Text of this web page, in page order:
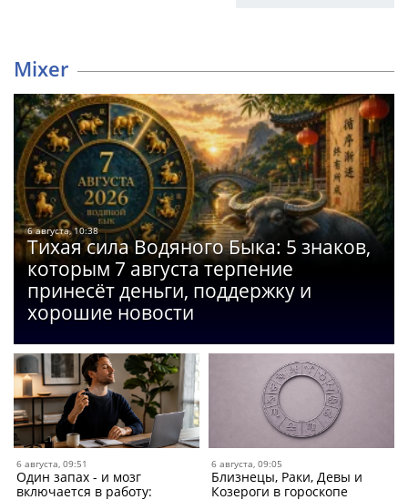
Mixer
6 августа, 10:38
Тихая сила Водяного Быка: 5 знаков,
которым 7 августа терпение
принесёт деньги, поддержку и
хорошие новости
6 августа, 09:51
Один запах - и мозг
включается в работу:
6 августа, 09:05
Близнецы, Раки, Девы и
Козероги в гороскопе